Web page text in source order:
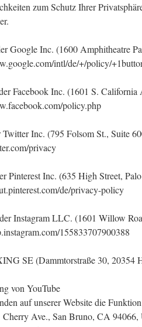
zum Schutz Ihrer
Google Inc. (1600 Amphitheatre
intl/de/+/policy/
Facebook Inc. (1601 S.
policy.php
Twitter Inc. (795 Folsom St., Suite
privacy
Pinterest Inc. (635 High Street,
de/privacy-policy
Instagram LLC. (1601 Willow
155833707900388
SE (Dammtorstraße 30, 20354
von YouTube
auf unserer Website die
Ave., San Bruno, CA 94066,